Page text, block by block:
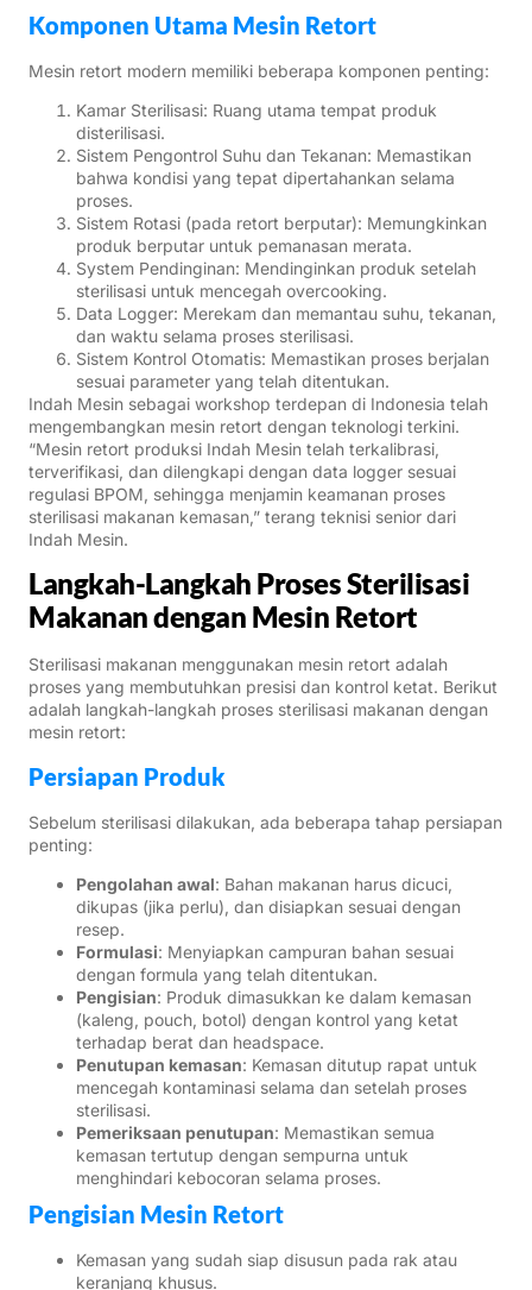
Komponen Utama Mesin Retort
Mesin retort modern memiliki beberapa komponen penting:
Kamar Sterilisasi: Ruang utama tempat produk
disterilisasi.
Sistem Pengontrol Suhu dan Tekanan: Memastikan
bahwa kondisi yang tepat dipertahankan selama
proses.
Sistem Rotasi (pada retort berputar): Memungkinkan
produk berputar untuk pemanasan merata.
System Pendinginan: Mendinginkan produk setelah
sterilisasi untuk mencegah overcooking.
Data Logger: Merekam dan memantau suhu, tekanan,
dan waktu selama proses sterilisasi.
Sistem Kontrol Otomatis: Memastikan proses berjalan
sesuai parameter yang telah ditentukan.
Indah Mesin sebagai workshop terdepan di Indonesia telah
mengembangkan mesin retort dengan teknologi terkini.
“Mesin retort produksi Indah Mesin telah terkalibrasi,
terverifikasi, dan dilengkapi dengan data logger sesuai
regulasi BPOM, sehingga menjamin keamanan proses
sterilisasi makanan kemasan,” terang teknisi senior dari
Indah Mesin.
Langkah-Langkah Proses Sterilisasi
Makanan dengan Mesin Retort
Sterilisasi makanan menggunakan mesin retort adalah
proses yang membutuhkan presisi dan kontrol ketat. Berikut
adalah langkah-langkah proses sterilisasi makanan dengan
mesin retort:
Persiapan Produk
Sebelum sterilisasi dilakukan, ada beberapa tahap persiapan
penting:
Pengolahan awal: Bahan makanan harus dicuci,
dikupas (jika perlu), dan disiapkan sesuai dengan
resep.
Formulasi: Menyiapkan campuran bahan sesuai
dengan formula yang telah ditentukan.
Pengisian: Produk dimasukkan ke dalam kemasan
(kaleng, pouch, botol) dengan kontrol yang ketat
terhadap berat dan headspace.
Penutupan kemasan: Kemasan ditutup rapat untuk
mencegah kontaminasi selama dan setelah proses
sterilisasi.
Pemeriksaan penutupan: Memastikan semua
kemasan tertutup dengan sempurna untuk
menghindari kebocoran selama proses.
Pengisian Mesin Retort
Kemasan yang sudah siap disusun pada rak atau
keranjang khusus.